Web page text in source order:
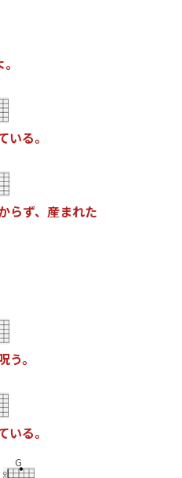
。
いる。
らず、 産まれた
う。
いる。
G